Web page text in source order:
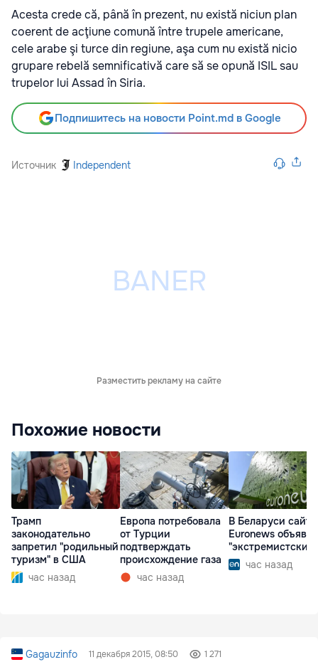
Acesta crede că, până în prezent, nu există niciun plan
coerent de acţiune comună între trupele americane,
cele arabe şi turce din regiune, aşa cum nu există nicio
grupare rebelă semnificativă care să se opună ISIL sau
trupelor lui Assad în Siria.
Подпишитесь на новости Point.md в Google
Источник Independent
Разместить рекламу на сайте
Похожие новости
Трамп
законодательно
запретил "родильный
туризм" в США
час назад
Европа потребовала
от Турции
подтверждать
происхождение газа
час назад
В Беларуси сайт
Euronews
"экстремистским"
час назад
Gagauzinfo 11 декабря 2015, 08:50 1 271